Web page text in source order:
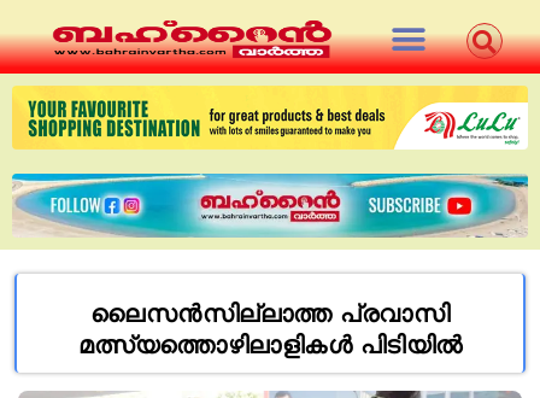
ലൈസന്‍സില്ലാത്ത പ്രവാസി
മത്സ്യത്തൊഴിലാളികള്‍ പിടിയില്‍